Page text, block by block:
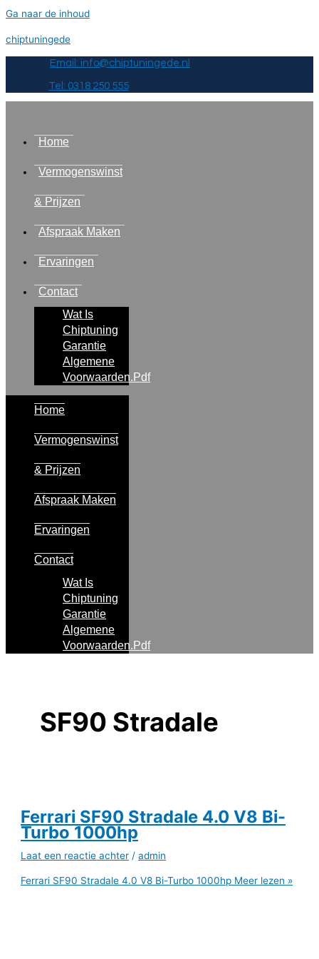
Ga naar de inhoud
chiptuningede
Email: info@chiptuningede.nl
Tel: 0318 250 555
Home
Vermogenswinst
& Prijzen
Afspraak Maken
Ervaringen
Contact
Wat Is
Chiptuning
Garantie
Algemene
Voorwaarden.pdf
Home
Vermogenswinst
& Prijzen
Afspraak Maken
Ervaringen
Contact
Wat Is
Chiptuning
Garantie
Algemene
Voorwaarden.pdf
SF90 Stradale
Ferrari SF90 Stradale 4.0 V8 Bi-
Turbo 1000hp
Laat een reactie achter /admin
Ferrari SF90 Stradale 4.0 V8 Bi-Turbo 1000hp Meer lezen »